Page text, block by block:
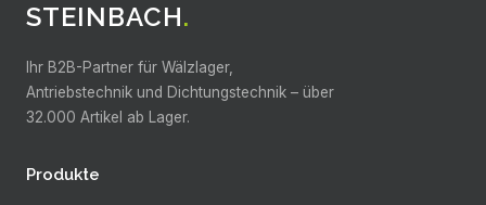
STEINBACH.
Ihr B2B-Partner für Wälzlager,
Antriebstechnik und Dichtungstechnik – über
32.000 Artikel ab Lager.
Produkte